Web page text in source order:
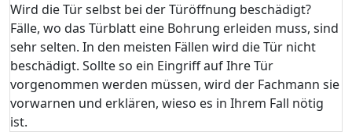
Wird die Tür selbst bei der Türöffnung beschädigt?
Fälle, wo das Türblatt eine Bohrung erleiden muss, sind
sehr selten. In den meisten Fällen wird die Tür nicht
beschädigt. Sollte so ein Eingriff auf Ihre Tür
vorgenommen werden müssen, wird der Fachmann sie
vorwarnen und erklären, wieso es in Ihrem Fall nötig
ist.